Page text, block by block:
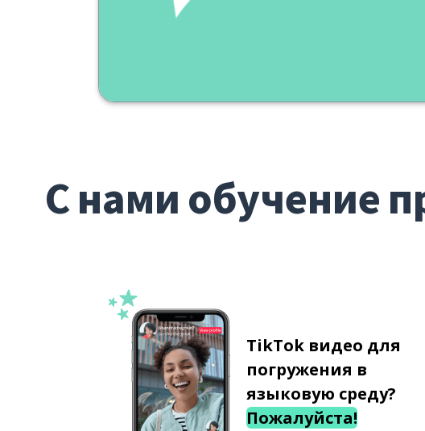
С нами обучение
TikTok видео для
погружения в
языковую среду?
Пожалуйста!